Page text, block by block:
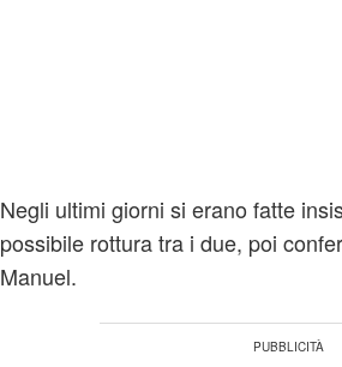
Vip è stata
ma che non ha potuto trovare
Negli ultimi giorni si erano fatte
possibile rottura tra i due, poi
Manuel.